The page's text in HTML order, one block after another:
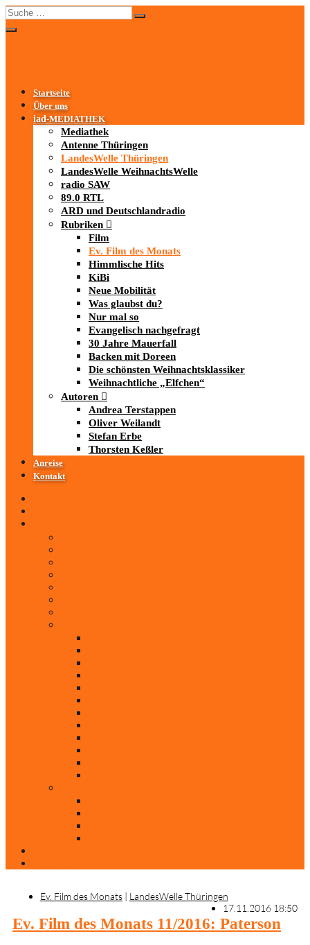
Startseite
Über uns
iad-MEDIATHEK
Mediathek
Antenne Thüringen
LandesWelle Thüringen
LandesWelle WeihnachtsWelle
radio SAW
89.0 RTL
ARD und Deutschlandradio
Rubriken
Film
Ev. Film des Monats
Himmlische Hits
KiBi
Neue Mobilität
Was glaubst du?
Nur mal so
Evangelisch nachgefragt
30 Jahre Mauerfall
Backen mit Doreen
Die schönsten Weihnachtsklassiker
Weihnachtliche „Elfchen“
Autoren
Andrea Terstappen
Oliver Weilandt
Stefan Erbe
Thorsten Keßler
Anreise
Kontakt
Ev. Film des Monats | LandesWelle Thüringen
17.11.2016 18:50
Ev. Film des Monats 11/2016: Paterson